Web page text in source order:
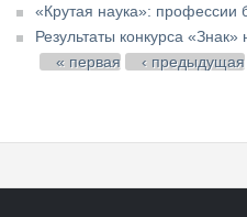
«Крутая наука»: профессии
Результаты конкурса
Страницы
« первая ‹ предыдущая